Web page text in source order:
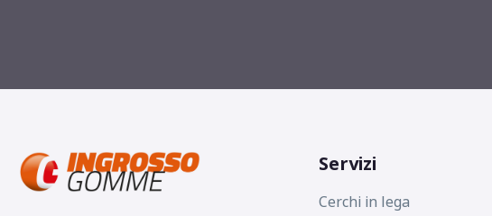
Servizi
Cerchi in lega